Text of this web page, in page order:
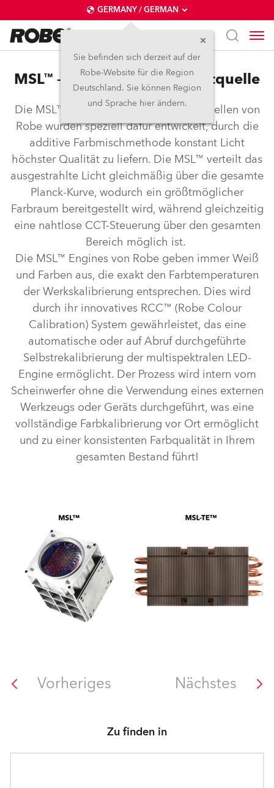
GERMANY / GERMAN
Sie befinden sich derzeit auf der
Robe-Website für die Region
Deutschland. Sie können Region
und Sprache hier ändern.
MSL™ – Multi-Spektrale Lichtquelle
Die MSL™ Multi-spektralen LED-Lichtquellen von
Robe wurden speziell dafür entwickelt, durch die
additive Farbmischmethode konstant Licht
höchster Qualität zu liefern. Die MSL™ verteilt das
ausgestrahlte Licht gleichmäßig über die gesamte
Planck-Kurve, wodurch ein größtmöglicher
Farbraum bereitgestellt wird, während gleichzeitig
eine nahtlose CCT-Steuerung über den gesamten
Bereich möglich ist.
Die MSL™ Engines von Robe geben immer Weiß
und Farben aus, die exakt den Farbtemperaturen
der Werkskalibrierung entsprechen. Dies wird
durch ihr innovatives RCC™ (Robe Colour
Calibration) System gewährleistet, das eine
automatische oder auf Abruf durchgeführte
Selbstrekalibrierung der multispektralen LED-
Engine ermöglicht. Der Prozess wird intern vom
Scheinwerfer ohne die Verwendung eines externen
Werkzeugs oder Geräts durchgeführt, was eine
vollständige Farbkalibrierung vor Ort ermöglicht
und zu einer konsistenten Farbqualität in Ihrem
gesamten Bestand führt!
Vorheriges Nächstes
Zu finden in